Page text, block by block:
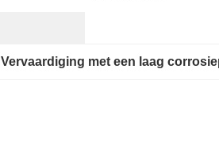
Vervaardiging met een laag